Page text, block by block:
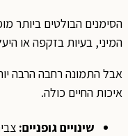
הסימנים הבולטים ביותר
המיני, בעיות בזקפה או
אבל התמונה רחבה הרבה
איכות החיים כולה.
שינויים גופניים: